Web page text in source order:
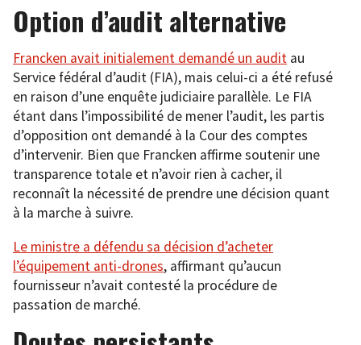
Option d’audit alternative
Francken avait initialement demandé un audit au
Service fédéral d’audit (FIA), mais celui-ci a été refusé
en raison d’une enquête judiciaire parallèle. Le FIA
étant dans l’impossibilité de mener l’audit, les partis
d’opposition ont demandé à la Cour des comptes
d’intervenir. Bien que Francken affirme soutenir une
transparence totale et n’avoir rien à cacher, il
reconnaît la nécessité de prendre une décision quant
à la marche à suivre.
Le ministre a défendu sa décision d’acheter
l’équipement anti-drones, affirmant qu’aucun
fournisseur n’avait contesté la procédure de
passation de marché.